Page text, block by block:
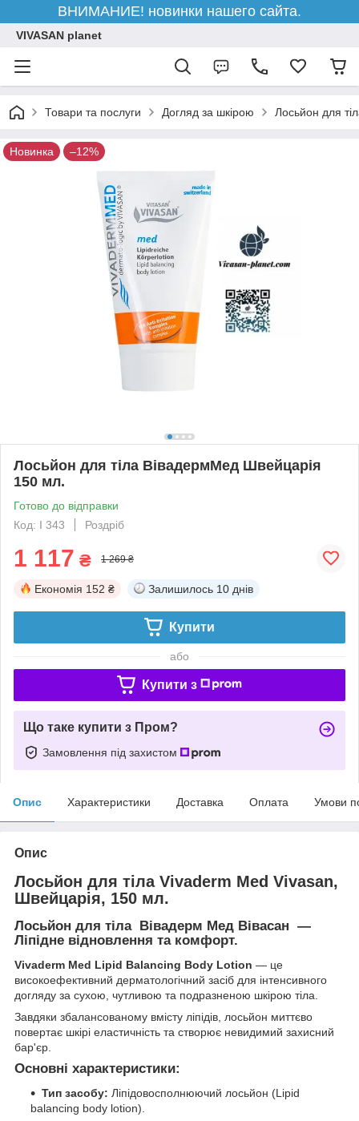
ВНИМАНИЕ! новинки нашего сайта.
VIVASAN planet
Товари та послуги Догляд за шкірою Лосьйон для
Новинка –12%
Лосьйон для тіла ВівадермМед Швейцарія
150 мл.
Готово до відправки
Код: I 343
Роздріб
1 117 ₴ 1 269 ₴
Економія 152 ₴ Залишилось 10 днів
Купити
або
Купити з
Що таке купити з Пром?
Замовлення під захистом
Опис Характеристики Доставка Оплата Умови
Опис
Лосьйон для тіла Vivaderm Med Vivasan,
Швейцарія, 150 мл.
Лосьйон для тіла Вівадерм Мед Вівасан —
Ліпідне відновлення та комфорт.
Vivaderm Med Lipid Balancing Body Lotion — це
високоефективний дерматологічний засіб для інтенсивного
догляду за сухою, чутливою та подразненою шкірою тіла.
Завдяки збалансованому вмісту ліпідів, лосьйон миттєво
повертає шкірі еластичність та створює невидимий захисний
бар'єр.
Основні характеристики:
Тип засобу: Ліпідовосполнюючий лосьйон (Lipid
balancing body lotion).